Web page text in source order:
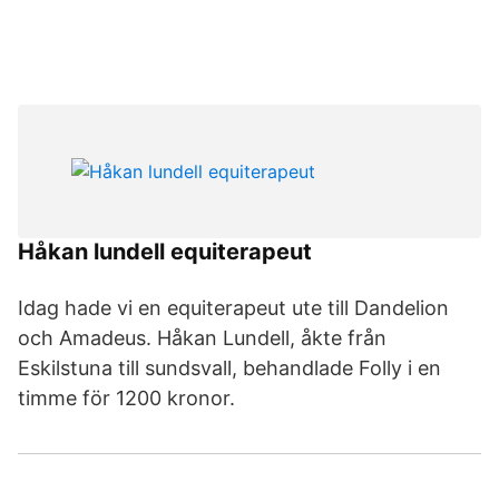
Håkan lundell equiterapeut
Idag hade vi en equiterapeut ute till Dandelion
och Amadeus. Håkan Lundell, åkte från
Eskilstuna till sundsvall, behandlade Folly i en
timme för 1200 kronor.